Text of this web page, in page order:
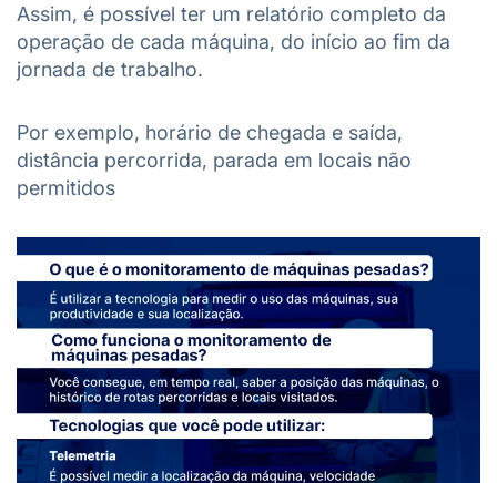
Assim, é possível ter um relatório completo da
operação de cada máquina, do início ao fim da
jornada de trabalho.
Por exemplo, horário de chegada e saída,
distância percorrida, parada em locais não
permitidos